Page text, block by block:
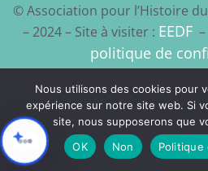
© Association pour l’Histoire
– 2024 – Site à visiter : EEDF–
politique de
Création du site
Nous utilisons des cookies pour
expérience sur notre site web. Si
site, nous supposerons que
OK
Non